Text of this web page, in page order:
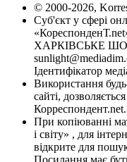
© 2000-2026,
Суб'єкт у сфері
ХАРКІВСЬКЕ
Ідентифікатор
Використання
сайті,
Корреспондент.net.
При копіюванні
і світу» , для
відкрите для
Посилання має